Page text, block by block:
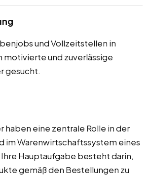
und Vollzeitstellen in
motivierte und zuverlässige
gesucht.
haben eine zentrale Rolle in der
im Warenwirtschaftssystem eines
Hauptaufgabe besteht darin,
gemäß den Bestellungen zu